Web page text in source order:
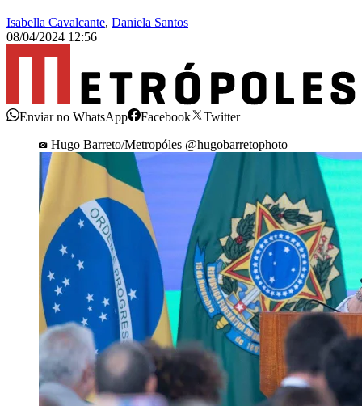
Isabella Cavalcante, Daniela Santos
08/04/2024 12:56
Enviar no WhatsApp Facebook
Twitter
Hugo Barreto/Metropóles @hugobarretophoto